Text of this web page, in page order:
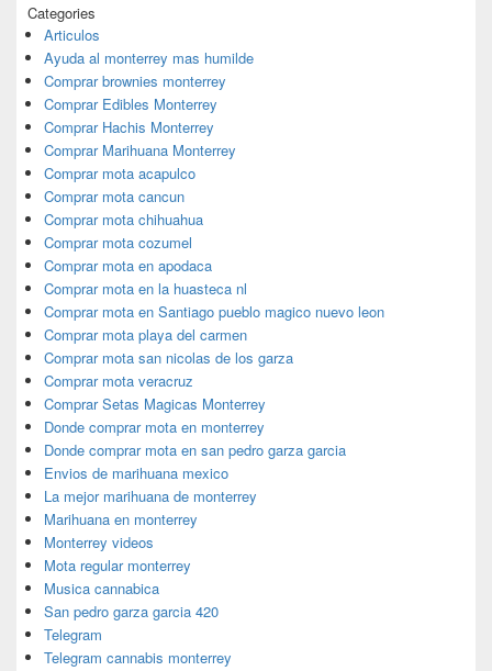
Categories
Articulos
Ayuda al monterrey mas humilde
Comprar brownies monterrey
Comprar Edibles Monterrey
Comprar Hachis Monterrey
Comprar Marihuana Monterrey
Comprar mota acapulco
Comprar mota cancun
Comprar mota chihuahua
Comprar mota cozumel
Comprar mota en apodaca
Comprar mota en la huasteca nl
Comprar mota en Santiago pueblo magico nuevo leon
Comprar mota playa del carmen
Comprar mota san nicolas de los garza
Comprar mota veracruz
Comprar Setas Magicas Monterrey
Donde comprar mota en monterrey
Donde comprar mota en san pedro garza garcia
Envios de marihuana mexico
La mejor marihuana de monterrey
Marihuana en monterrey
Monterrey videos
Mota regular monterrey
Musica cannabica
San pedro garza garcia 420
Telegram
Telegram cannabis monterrey